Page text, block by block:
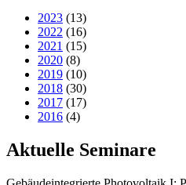
2023 (13)
2022 (16)
2021 (15)
2020 (8)
2019 (10)
2018 (30)
2017 (17)
2016 (4)
Aktuelle Seminare